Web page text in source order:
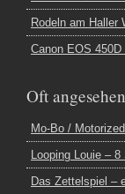
Rodeln am Haller
Canon EOS
Oft angesehen
Mo-Bo /
Looping Louie –
Das Zettelspiel –